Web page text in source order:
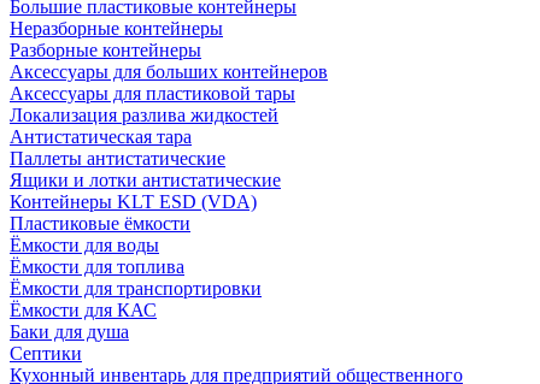
Большие пластиковые контейнеры
Неразборные контейнеры
Разборные контейнеры
Аксессуары для больших контейнеров
Аксессуары для пластиковой тары
Локализация разлива жидкостей
Антистатическая тара
Паллеты антистатические
Ящики и лотки антистатические
Контейнеры KLT ESD (VDA)
Пластиковые ёмкости
Ёмкости для воды
Ёмкости для топлива
Ёмкости для транспортировки
Ёмкости для КАС
Баки для душа
Септики
Кухонный инвентарь для предприятий общественного